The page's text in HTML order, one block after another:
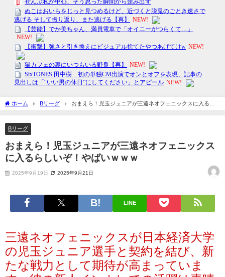
ホーム Bリーグ
おまえら！児玉ジュニアが三遠ネオフェニックスに入るら
しいぞ！やばいｗｗｗ
Bリーグ
おまえら！児玉ジュニアが三遠ネオフェニックス
に入るらしいぞ！やばいｗｗｗ
2025年9月19日 2025年9月21日
LINE
三遠ネオフェニックスが日本経済大学
の児玉ジュニア選手と契約を結び、新
たな戦力として期待が高まっていま